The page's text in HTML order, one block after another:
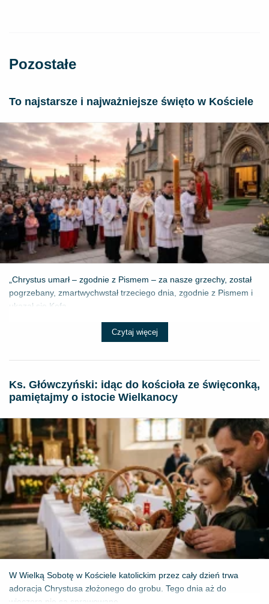
Pozostałe
To najstarsze i najważniejsze święto w Kościele
„Chrystus umarł – zgodnie z Pismem – za nasze grzechy, został
pogrzebany, zmartwychwstał trzeciego dnia, zgodnie z Pismem i
ukazał się Kefa...
Czytaj więcej
Ks. Główczyński: idąc do kościoła ze święconką,
pamiętajmy o istocie Wielkanocy
W Wielką Sobotę w Kościele katolickim przez cały dzień trwa
adoracja Chrystusa złożonego do grobu. Tego dnia aż do
wieczora nie są sprawowane...